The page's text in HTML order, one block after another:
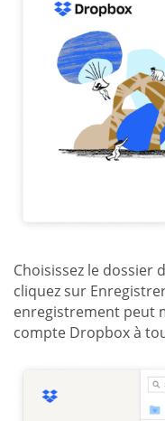
Choisissez le dossier
cliquez sur
enregistrement peut
compte Dropbox à